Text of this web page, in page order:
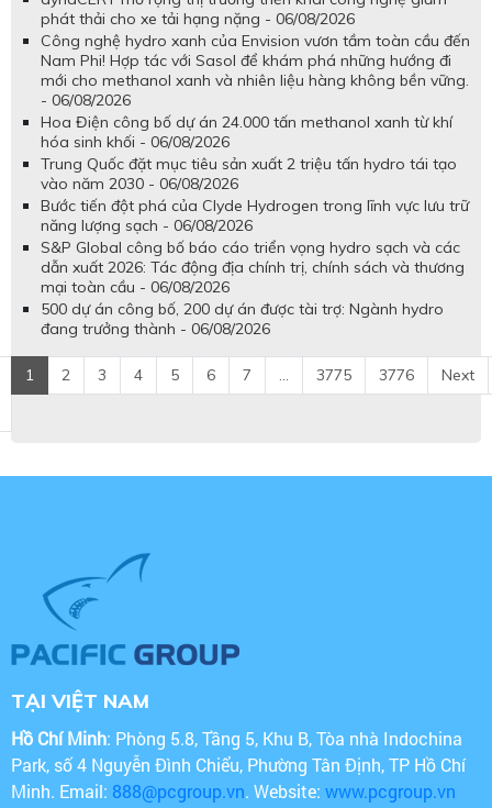
phát thải cho xe tải hạng nặng - 06/08/2026
Công nghệ hydro xanh của Envision vươn tầm toàn cầu đến
Nam Phi! Hợp tác với Sasol để khám phá những hướng đi
mới cho methanol xanh và nhiên liệu hàng không bền vững.
- 06/08/2026
Hoa Điện công bố dự án 24.000 tấn methanol xanh từ khí
hóa sinh khối - 06/08/2026
Trung Quốc đặt mục tiêu sản xuất 2 triệu tấn hydro tái tạo
vào năm 2030 - 06/08/2026
Bước tiến đột phá của Clyde Hydrogen trong lĩnh vực lưu trữ
năng lượng sạch - 06/08/2026
S&P Global công bố báo cáo triển vọng hydro sạch và các
dẫn xuất 2026: Tác động địa chính trị, chính sách và thương
mại toàn cầu - 06/08/2026
500 dự án công bố, 200 dự án được tài trợ: Ngành hydro
đang trưởng thành - 06/08/2026
1 2 3 4 5 6 7 ... 3775 3776 Next
TẠI VIỆT NAM
Hồ Chí Minh: Phòng 5.8, Tầng 5, Khu B, Tòa nhà Indochina
Park, số 4 Nguyễn Đình Chiểu, Phường Tân Định, TP Hồ Chí
Minh. Email: 888@pcgroup.vn. Website: www.pcgroup.vn